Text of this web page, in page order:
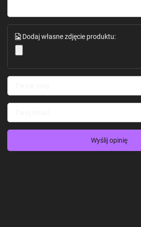
Dodaj własne zdjęcie produktu:
Wyślij opinię